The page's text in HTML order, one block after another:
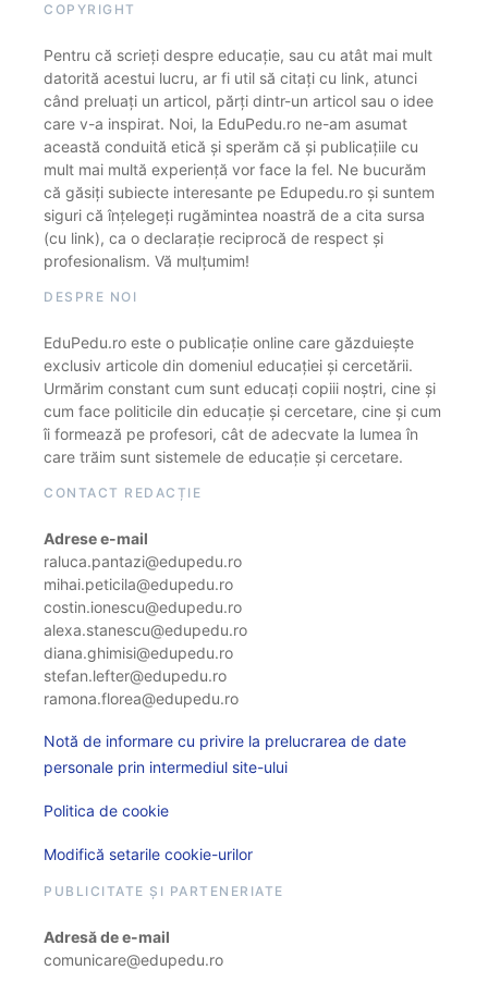
COPYRIGHT
Pentru că scrieți despre educație, sau cu atât mai mult
datorită acestui lucru, ar fi util să citați cu link, atunci
când preluați un articol, părți dintr-un articol sau o idee
care v-a inspirat. Noi, la EduPedu.ro ne-am asumat
această conduită etică și sperăm că și publicațiile cu
mult mai multă experiență vor face la fel. Ne bucurăm
că găsiți subiecte interesante pe Edupedu.ro și suntem
siguri că înțelegeți rugămintea noastră de a cita sursa
(cu link), ca o declarație reciprocă de respect și
profesionalism. Vă mulțumim!
DESPRE NOI
EduPedu.ro este o publicație online care găzduiește
exclusiv articole din domeniul educației și cercetării.
Urmărim constant cum sunt educați copiii noștri, cine și
cum face politicile din educație și cercetare, cine și cum
îi formează pe profesori, cât de adecvate la lumea în
care trăim sunt sistemele de educație și cercetare.
CONTACT REDACȚIE
Adrese e-mail
raluca.pantazi@edupedu.ro
mihai.peticila@edupedu.ro
costin.ionescu@edupedu.ro
alexa.stanescu@edupedu.ro
diana.ghimisi@edupedu.ro
stefan.lefter@edupedu.ro
ramona.florea@edupedu.ro
Notă de informare cu privire la prelucrarea de date
personale prin intermediul site-ului
Politica de cookie
Modifică setarile cookie-urilor
PUBLICITATE ȘI PARTENERIATE
Adresă de e-mail
comunicare@edupedu.ro